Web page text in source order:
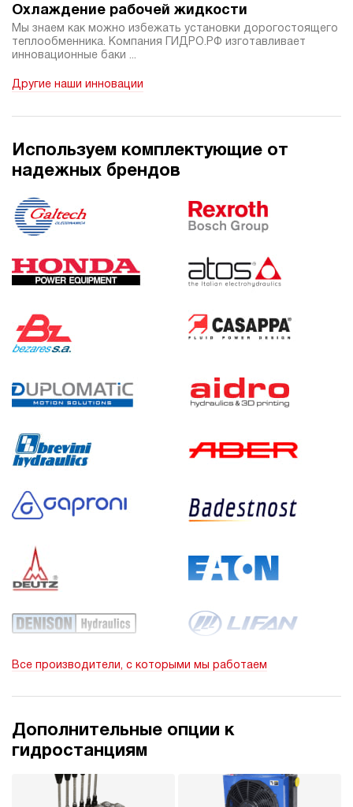
Охлаждение рабочей жидкости
Мы знаем как можно избежать установки дорогостоящего
теплообменника. Компания ГИДРО.РФ изготавливает
инновационные баки ...
Другие наши инновации
Используем комплектующие от
надежных брендов
Все производители, с которыми мы работаем
Дополнительные опции к
гидростанциям